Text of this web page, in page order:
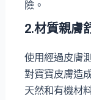
險。
2.材質親膚
使用經過皮膚
對寶寶皮膚造
天然和有機材